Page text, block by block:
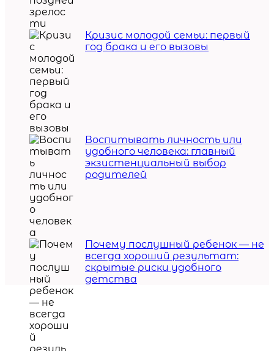
Кризис молодой семьи: первый
год брака и его вызовы
Воспитывать личность или
удобного человека: главный
экзистенциальный выбор
родителей
Почему послушный ребенок — не
всегда хороший результат:
скрытые риски удобного
детства